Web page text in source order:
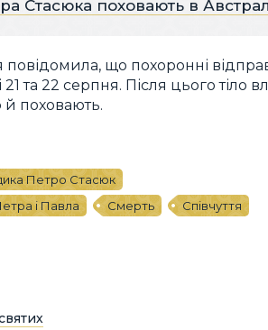
Стасюка поховають в
повідомила, що похоронні
та 22 серпня. Після цього тіло
й поховають.
Петро Стасюк
і Павла
Смерть Співчуття